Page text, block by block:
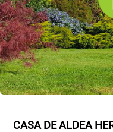
CASA DE ALDEA